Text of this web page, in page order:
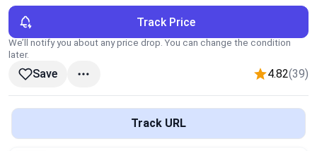
Categories
Brands
Global Price Tracker
Track Price
We’ll notify you about any price drop. You can change the condition
later.
Save 4.82(39)
Track URL